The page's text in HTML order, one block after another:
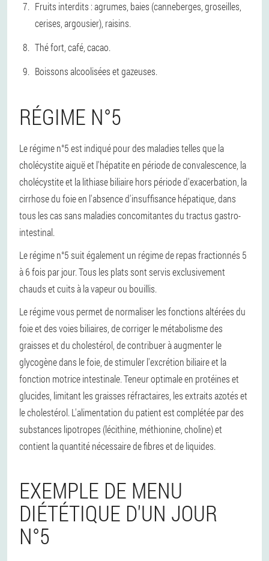
Fruits interdits : agrumes, baies (canneberges, groseilles,
cerises, argousier), raisins.
Thé fort, café, cacao.
Boissons alcoolisées et gazeuses.
RÉGIME N°5
Le régime n°5 est indiqué pour des maladies telles que la
cholécystite aiguë et l'hépatite en période de convalescence, la
cholécystite et la lithiase biliaire hors période d'exacerbation, la
cirrhose du foie en l'absence d'insuffisance hépatique, dans
tous les cas sans maladies concomitantes du tractus gastro-
intestinal.
Le régime n°5 suit également un régime de repas fractionnés 5
à 6 fois par jour. Tous les plats sont servis exclusivement
chauds et cuits à la vapeur ou bouillis.
Le régime vous permet de normaliser les fonctions altérées du
foie et des voies biliaires, de corriger le métabolisme des
graisses et du cholestérol, de contribuer à augmenter le
glycogène dans le foie, de stimuler l'excrétion biliaire et la
fonction motrice intestinale. Teneur optimale en protéines et
glucides, limitant les graisses réfractaires, les extraits azotés et
le cholestérol. L'alimentation du patient est complétée par des
substances lipotropes (lécithine, méthionine, choline) et
contient la quantité nécessaire de fibres et de liquides.
EXEMPLE DE MENU
DIÉTÉTIQUE D'UN JOUR
N°5